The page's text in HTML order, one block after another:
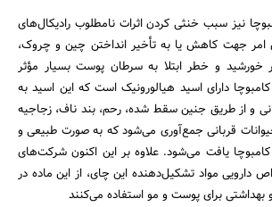
نیز سبب خنثی کردن اثرات نامطلوب رادیکال‌های
امر جهت کاهش یا به تأخیر انداختن چین و چروک،
خورشید و خطر ابتلا به سرطان پوست بسیار مؤثر
دارای اسید هیالورونیک است که این اسید به
و از طریق جنین سقط شده، رحم، بند ناف، زجاجیه
قربانی جمع‌آوری می‌شود که به صورت طبیعی و
یافت می‌شود. علاوه بر این اکنون شرکت‌های
دارویی مواد تشکیل‌دهنده این چای، از این ماده در
و بهداشتی برای پوست و مو استفاده می‌کنند